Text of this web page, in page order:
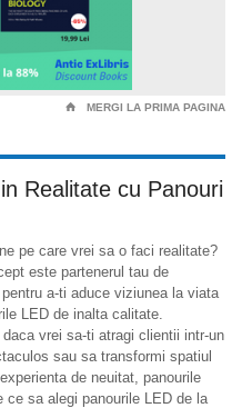
⌂ MERGI LA PRIMA PAGINA
Realitate cu Panouri
pe care vrei sa o faci realitate?
este partenerul tau de
pentru a-ti aduce viziunea la viata
LED de inalta calitate.
daca vrei sa-ti atragi clientii intr-un
sau sa transformi spatiul
de neuitat, panourile
sa alegi panourile LED de la